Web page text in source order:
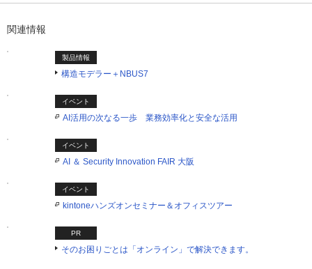
関連情報
製品情報
構造モデラー＋NBUS7
イベント
AI活用の次なる一歩 業務効率化と安全な活用
イベント
AI ＆ Security Innovation FAIR 大阪
イベント
kintoneハンズオンセミナー＆オフィスツアー
PR
そのお困りごとは「オンライン」で解決できます。